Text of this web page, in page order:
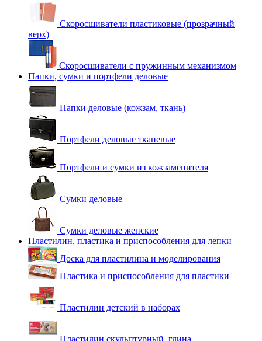
Скоросшиватели пластиковые (прозрачный
верх)
Скоросшиватели с пружинным механизмом
Папки, сумки и портфели деловые
Папки деловые (кожзам, ткань)
Портфели деловые тканевые
Портфели и сумки из кожзаменителя
Сумки деловые
Сумки деловые женские
Пластилин, пластика и приспособления для лепки
Доска для пластилина и моделирования
Пластика и приспособления для пластики
Пластилин детский в наборах
Пластилин скульптурный, глина